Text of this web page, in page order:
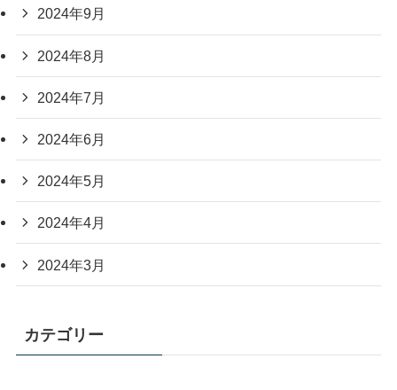
2024年9月
2024年8月
2024年7月
2024年6月
2024年5月
2024年4月
2024年3月
カテゴリー